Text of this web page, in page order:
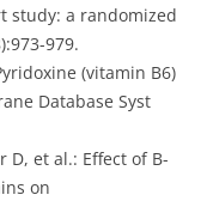
study: a randomized
979.
(vitamin B6)
Database Syst
D, et al.: Effect of B-
on